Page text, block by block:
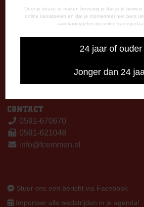
Door je keuze te maken bevestig je dat je je
online kansspelen en dat je momenteel niet bent
aan kansspelen bij online
24 jaar of ouder
Jonger dan 24
Vrijdag
09:00 - 12:15 uur
CONTACT
0591-670670
0591-621048
info@fcemmen.nl
Stuur ons een bericht via Facebook
Importeer alle wedstrijden in je agenda!